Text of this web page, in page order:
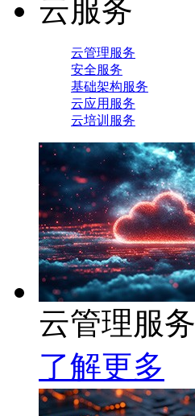
云服务
云管理服务
安全服务
基础架构服务
云应用服务
云培训服务
云管理服务
了解更多